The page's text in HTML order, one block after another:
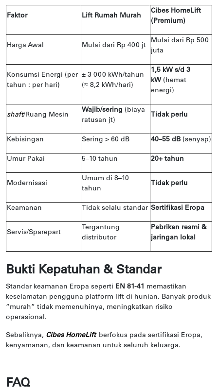
Faktor Lift Rumah Murah
Cibes HomeLift
(Premium)
Harga Awal Mulai dari Rp 400 jt
Mulai dari Rp 500
juta
Konsumsi Energi (per
tahun : per hari)
± 3 000 kWh/tahun
(≈ 8,2 kWh/hari)
1,5 kW s/d 3
kW (hemat
energi)
shaft/Ruang Mesin
Wajib/sering (biaya
ratusan jt)
Tidak perlu
Kebisingan Sering > 60 dB 40–55 dB (senyap)
Umur Pakai 5–10 tahun 20+ tahun
Modernisasi
Umum di 8–10
tahun
Tidak perlu
Keamanan Tidak selalu standar Sertifikasi Eropa
Servis/Sparepart
Tergantung
distributor
Pabrikan resmi &
jaringan lokal
Bukti Kepatuhan & Standar
Standar keamanan Eropa seperti EN 81-41
memastikan
keselamatan pengguna platform lift di hunian. Banyak produk
“murah” tidak memenuhinya, meningkatkan risiko
operasional.
Sebaliknya, Cibes HomeLift
berfokus pada sertifikasi Eropa,
kenyamanan, dan keamanan untuk seluruh keluarga.
FAQ